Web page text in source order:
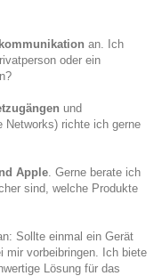
an. Ich
oder ein
und
Networks) richte ich gerne
Apple. Gerne berate ich
sind, welche Produkte
Sollte einmal ein Gerät
mir vorbeibringen. Ich biete
Lösung für das